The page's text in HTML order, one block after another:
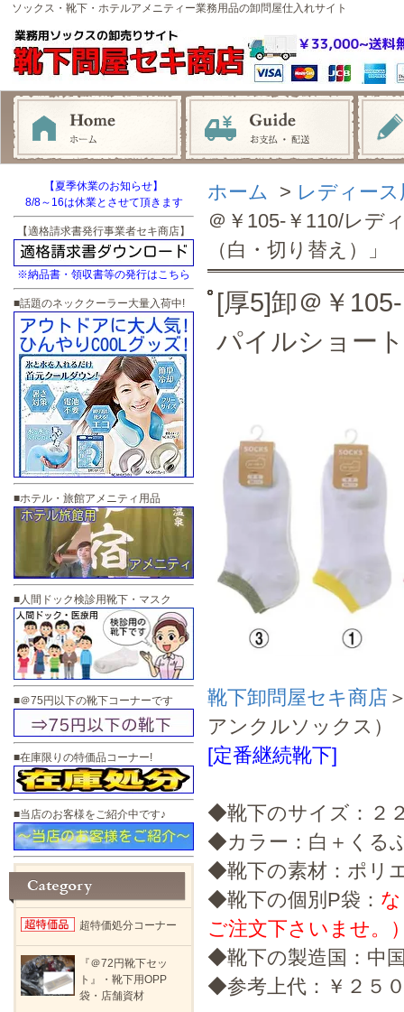
ソックス・靴下・ホテルアメニティー業務用品の卸問屋仕入れサイト
ホーム > レディー
＠￥105-￥110/レデ
（白・切り替え）」
[厚5]卸＠￥
パイルショー
靴下卸問屋セキ商店
アンクルソックス）
[定番継続靴下]
◆靴下のサイズ：２
◆カラー：白＋くる
◆靴下の素材：ポリ
◆靴下の個別P袋：
ご注文下さいませ。
◆靴下の製造国：中
◆参考上代：￥２５
【夏季休業のお知らせ】
8/8～16は休業とさせて頂きます
【適格請求書発行事業者セキ商店】
※納品書・領収書等の発行はこちら
■話題のネッククーラー大量入荷中!
■ホテル・旅館アメニティ用品
■人間ドック検診用靴下・マスク
■＠75円以下の靴下コーナーです
■在庫限りの特価品コーナー!
■当店のお客様をご紹介中です♪
超特価処分コーナー
『＠72円靴下セッ
ト』・靴下用OPP
袋・店舗資材